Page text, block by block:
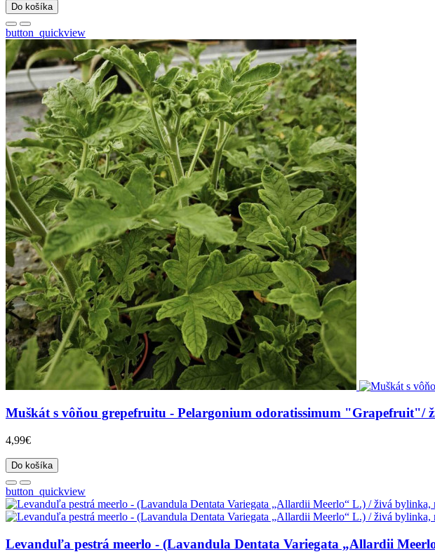
Do košíka
button_quickview
Muškát s vôňou grepefruitu - Pelargonium odoratissimum "Grapefruit"/
4,99€
Do košíka
button_quickview
Levanduľa pestrá meerlo - (Lavandula Dentata Variegata „Allardii